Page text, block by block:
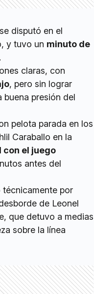
disputó en el
y tuvo un minuto de
.
claras, con
, pero sin lograr
presión del
pelota parada en los
Caraballo en la
con el juego
antes del
por
de Leonel
que detuvo a medias
sobre la línea